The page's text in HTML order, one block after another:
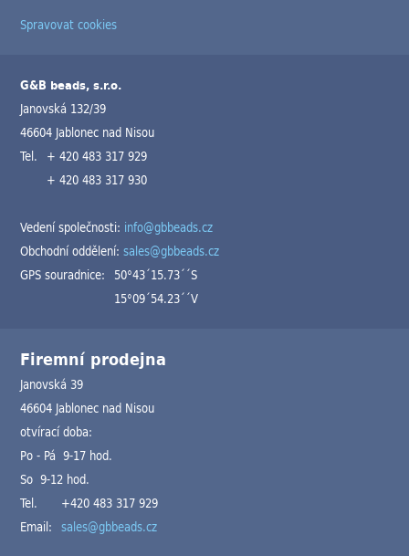
Spravovat cookies
G&B beads, s.r.o.
Janovská 132/39
46604 Jablonec nad Nisou
Tel. + 420 483 317 929
+ 420 483 317 930
Vedení společnosti: info@gbbeads.cz
Obchodní oddělení:sales@gbbeads.cz
GPS souradnice: 50°43´15.73´´S
15°09´54.23´´V
Firemní prodejna
Janovská 39
46604 Jablonec nad Nisou
otvírací doba:
Po - Pá 9-17 hod.
So 9-12 hod.
Tel.
+420 483 317 929
Email: sales@gbbeads.cz